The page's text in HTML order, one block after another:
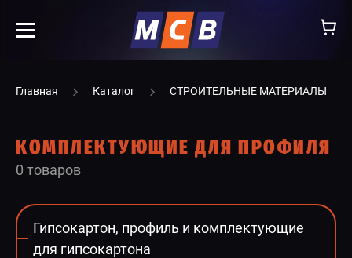
ВАКАНСИИ
Главная Каталог СТРОИТЕЛЬНЫЕ МАТЕРИАЛЫ
КОМПЛЕКТУЮЩИЕ ДЛЯ ПРОФИЛЯ
0 товаров
Гипсокартон, профиль и комплектующие
для гипсокартона